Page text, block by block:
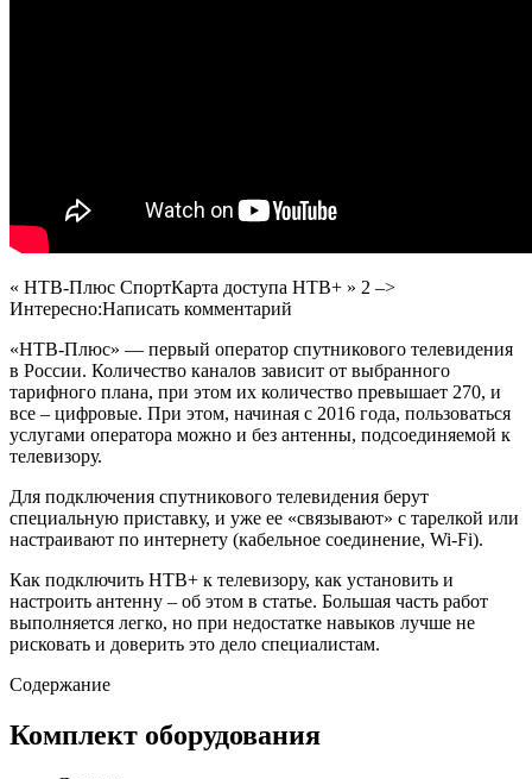
« НТВ-Плюс СпортКарта доступа НТВ+ » 2 –>
Интересно:Написать комментарий
«НТВ-Плюс» — первый оператор спутникового телевидения
в России. Количество каналов зависит от выбранного
тарифного плана, при этом их количество превышает 270, и
все – цифровые. При этом, начиная с 2016 года, пользоваться
услугами оператора можно и без антенны, подсоединяемой к
телевизору.
Для подключения спутникового телевидения берут
специальную приставку, и уже ее «связывают» с тарелкой или
настраивают по интернету (кабельное соединение, Wi-Fi).
Как подключить НТВ+ к телевизору, как установить и
настроить антенну – об этом в статье. Большая часть работ
выполняется легко, но при недостатке навыков лучше не
рисковать и доверить это дело специалистам.
Содержание
Комплект оборудования